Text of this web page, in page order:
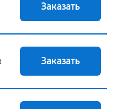
Заказать
Заказать